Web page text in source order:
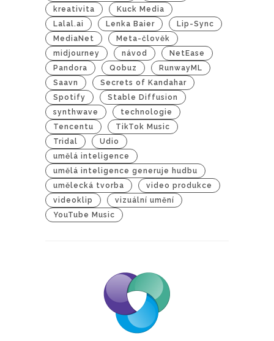
kreativita
Kuck Media
Lalal.ai
Lenka Baier
Lip-Sync
MediaNet
Meta-člověk
midjourney
návod
NetEase
Pandora
Qobuz
RunwayML
Saavn
Secrets of Kandahar
Spotify
Stable Diffusion
synthwave
technologie
Tencentu
TikTok Music
Tridal
Udio
umělá inteligence
umělá inteligence generuje hudbu
umělecká tvorba
video produkce
videoklip
vizuální umění
YouTube Music